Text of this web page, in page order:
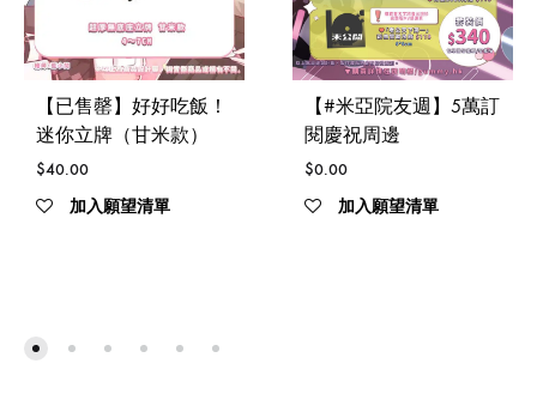
【已售罄】好好吃飯！
迷你立牌（甘米款）
$40.00
加入願望清單
【#米亞院友週】5萬訂
閱慶祝周邊
$0.00
加入願望清單